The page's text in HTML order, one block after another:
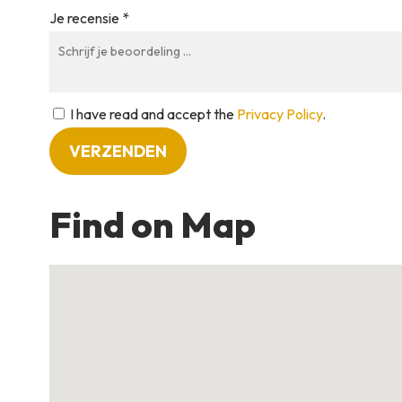
Je recensie *
I have read and accept the Privacy Policy.
Find on Map